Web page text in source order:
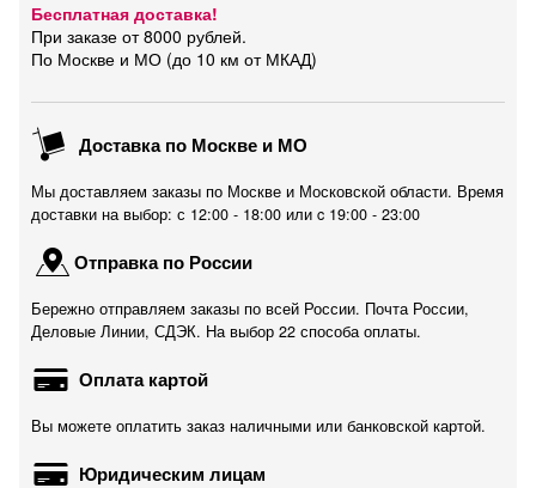
Бесплатная доставка!
При заказе от 8000 рублей.
По Москве и МО (до 10 км от МКАД)
Доставка по Москве и МО
Мы доставляем заказы по Москве и Московской области. Время
доставки на выбор: с 12:00 - 18:00 или c 19:00 - 23:00
Отправка по России
Бережно отправляем заказы по всей России. Почта России,
Деловые Линии, СДЭК. На выбор 22 способа оплаты.
Оплата картой
Вы можете оплатить заказ наличными или банковской картой.
Юридическим лицам